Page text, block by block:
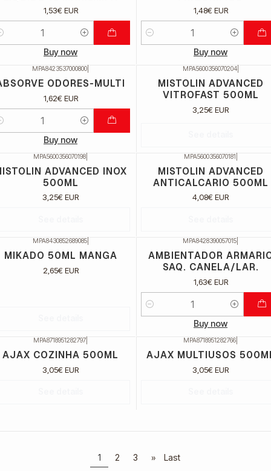
1,53€ EUR
Buy now
1,48€ EUR
Quantidade
Buy now
MPA8423537000800
ODORES-MULTI
1,62€ EUR
Buy now
MPA5600356070204|
MISTOLIN ADVANCED
VITROFAST 500ML
3,25€ EUR
MPA5600356070198
ADVANCED INOX
500ML
3,25€ EUR
MPA5600356070181
MISTOLIN ADVANCED
ANTICALCARIO 500ML
4,08€ EUR
MPA8430852689085|
MIKADO 50ML MANGA
2,65€ EUR
MPA8428390057015
AMBIENTADOR
SAQ. CANELA/LAR.
1,63€ EUR
Quantidade
Buy now
MPA8718951282797
AJAX COZINHA 500ML
3,05€ EUR
MPA8718951282766
AJAX MULTIUSOS
3,05€ EUR
1 2 3 » Last